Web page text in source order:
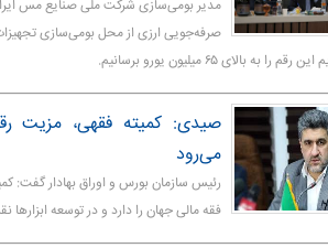
صرفه‌جویی ارزی از محل بومی‌سازی
را به بالای ۶۵ میلیون یورو برسانیم.
صیدی: کمیته فقهی، مزیت
می‌رود
رئیس سازمان بورس و اوراق بهادار گفت:
فقه مالی جهان را دارد و در توسعه‌